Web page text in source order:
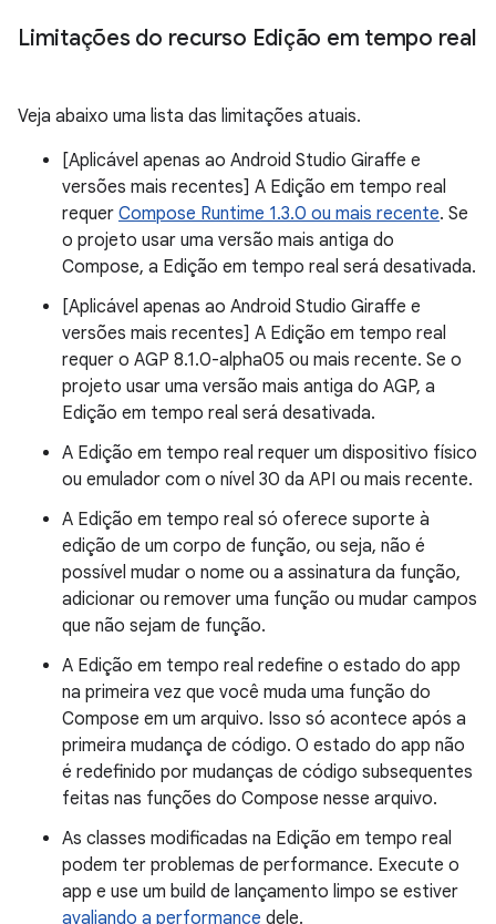
Limitações do recurso Edição em tempo real
Veja abaixo uma lista das limitações atuais.
[Aplicável apenas ao Android Studio Giraffe e
versões mais recentes] A Edição em tempo real
requer Compose Runtime 1.3.0 ou mais recente. Se
o projeto usar uma versão mais antiga do
Compose, a Edição em tempo real será desativada.
[Aplicável apenas ao Android Studio Giraffe e
versões mais recentes] A Edição em tempo real
requer o AGP 8.1.0-alpha05 ou mais recente. Se o
projeto usar uma versão mais antiga do AGP, a
Edição em tempo real será desativada.
A Edição em tempo real requer um dispositivo físico
ou emulador com o nível 30 da API ou mais recente.
A Edição em tempo real só oferece suporte à
edição de um corpo de função, ou seja, não é
possível mudar o nome ou a assinatura da função,
adicionar ou remover uma função ou mudar campos
que não sejam de função.
A Edição em tempo real redefine o estado do app
na primeira vez que você muda uma função do
Compose em um arquivo. Isso só acontece após a
primeira mudança de código. O estado do app não
é redefinido por mudanças de código subsequentes
feitas nas funções do Compose nesse arquivo.
As classes modificadas na Edição em tempo real
podem ter problemas de performance. Execute o
app e use um build de lançamento limpo se estiver
avaliando a performance dele.